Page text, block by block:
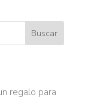
regalo para